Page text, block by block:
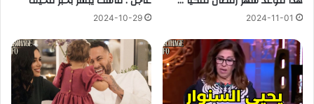
2024-11-01
2024-10-29